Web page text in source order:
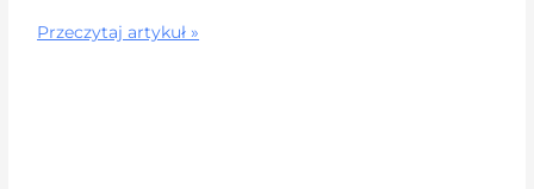
Przeczytaj artykuł »